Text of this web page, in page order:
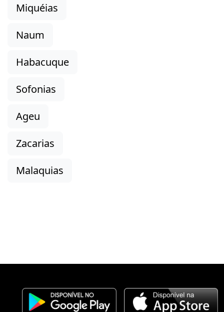
Miquéias
Naum
Habacuque
Sofonias
Ageu
Zacarias
Malaquias